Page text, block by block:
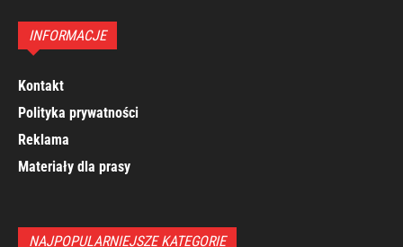
INFORMACJE
Kontakt
Polityka prywatności
Reklama
Materiały dla prasy
NAJPOPULARNIEJSZE KATEGORIE